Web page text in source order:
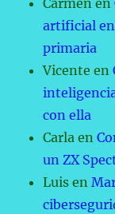
Carmen en
artificial
primaria
Vicente en
con ella
Carla en
un ZX
Luis en